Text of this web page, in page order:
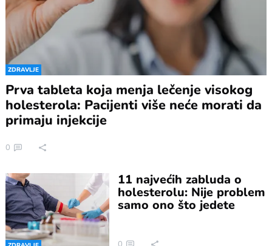
ZDRAVLJE
Prva tableta koja menja lečenje visokog
holesterola: Pacijenti više neće morati da
primaju injekcije
0
11 najvećih zabluda o
holesterolu: Nije problem
samo ono što jedete